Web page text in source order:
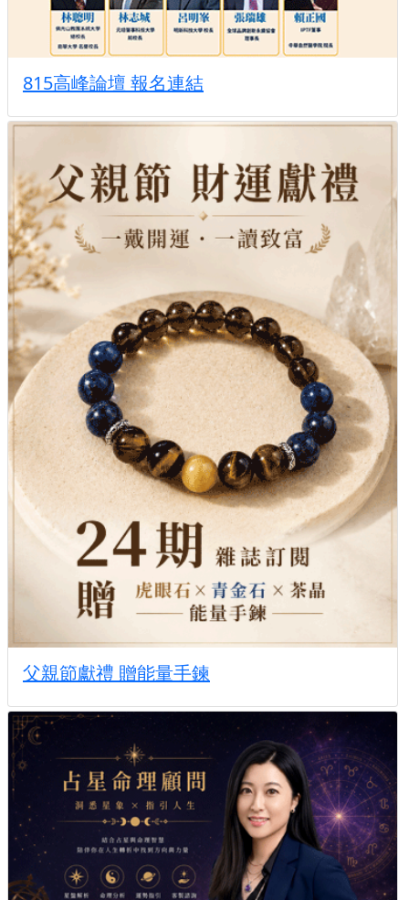
815高峰論壇 報名連結
父親節獻禮 贈能量手鍊